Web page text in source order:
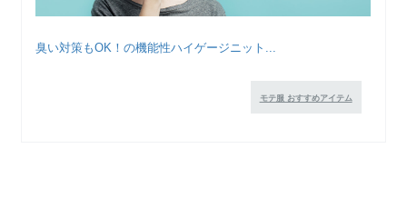
臭い対策もOK！の機能性ハイゲージニット...
モテ服 おすすめアイテム